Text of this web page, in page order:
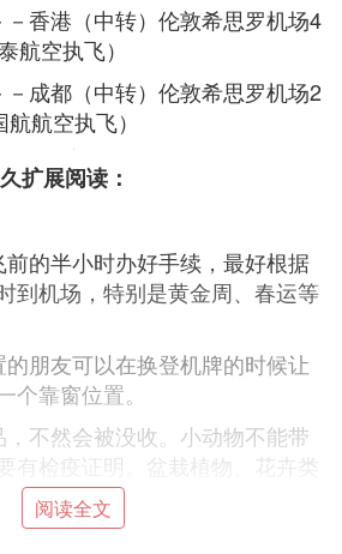
香港（中转）伦敦希思罗机场4
航空执飞）
成都（中转）伦敦希思罗机场2
航空执飞）
扩展阅读：
的半小时办好手续，最好根据
到机场，特别是黄金周、春运等
朋友可以在换登机牌的时候让
个靠窗位置。
不然会被没收。小动物不能带
有检疫证明。盆栽植物、花卉类
贴在机票上，到达并取出行李
阅读全文